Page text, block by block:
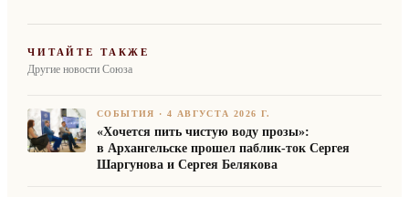
ЧИТАЙТЕ ТАКЖЕ
Другие новости Союза
СОБЫТИЯ ·4 АВГУСТА 2026 Г.
«Хочется пить чистую воду прозы»:
в Архангельске прошел паблик-ток Сергея
Шаргунова и Сергея Белякова